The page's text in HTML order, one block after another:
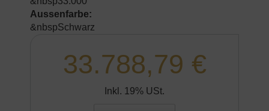
Aussenfarbe:
&nbspSchwarz
33.788,79 €
Inkl. 19% USt.